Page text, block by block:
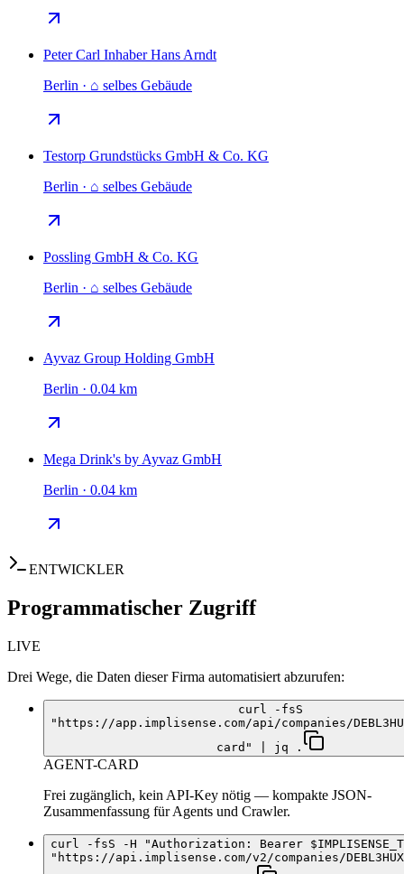
Peter Carl Inhaber Hans Arndt
Berlin · ⌂ selbes Gebäude
Testorp Grundstücks GmbH & Co. KG
Berlin · ⌂ selbes Gebäude
Possling GmbH & Co. KG
Berlin · ⌂ selbes Gebäude
Ayvaz Group Holding GmbH
Berlin · 0.04 km
Mega Drink's by Ayvaz GmbH
Berlin · 0.04 km
ENTWICKLER
Programmatischer Zugriff
LIVE
Drei Wege, die Daten dieser Firma automatisiert abzurufen:
curl -fsS
"https://app.implisense.com/api/companies/
card" | jq .
AGENT-CARD
Frei zugänglich, kein API-Key nötig — kompakte JSON-
Zusammenfassung für Agents und Crawler.
curl -fsS -H "Authorization: Bearer
"https://api.implisense.com/v2/companies/